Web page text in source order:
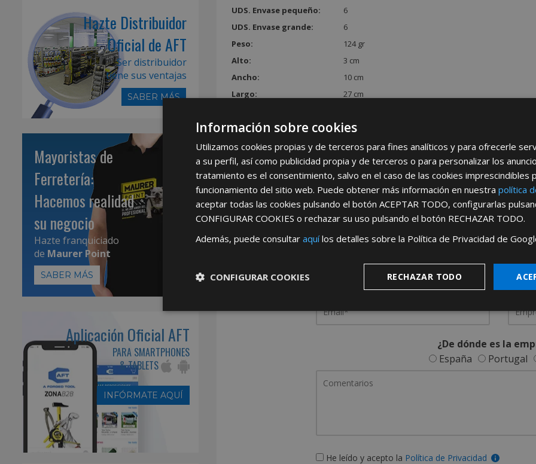
UDS. Envase pequeño:
6
UDS. Envase grande:
6
Peso:
124 gr
Alto:
3 cm
Ancho:
10 cm
Largo:
27 cm
REGÍSTRATE PARA HACERTE
Desdeaquípodrá ver todas las
Rellene este formulario y nos pondremos en contacto
¿De dónde es la
España
Portugal
He leído y acepto la Política de Privacidad
Hazte Distribuidor
Oficial de AFT
Ser distribuidor
tiene sus ventajas
SABER MÁS
Mayoristas de
Ferretería:
Hacemos realidad
su negocio
Hazte franquiciado
de Maurer Point
SABER MÁS
Aplicación Oficial AFT
PARA SMARTPHONES
& TABLETS
INFÓRMATE AQUÍ
Información sobre cookies
Utilizamos cookies propias y de terceros para fines analíticos y para ofrecerle
a su perfil, así como publicidad propia y de terceros o para personalizar los
tratamiento es el consentimiento, salvo en el caso de las cookies imprescindibles
funcionamiento del sitio web. Puede obtener más información en nuestra política
aceptar todas las cookies pulsando el botón ACEPTAR TODO, configurarlas
CONFIGURAR COOKIES o rechazar su uso pulsando el botón RECHAZAR TODO.
Además, puede consultar aquílos detalles sobre la Política de Privacidad de
RECHAZAR TODO
CONFIGURAR COOKIES